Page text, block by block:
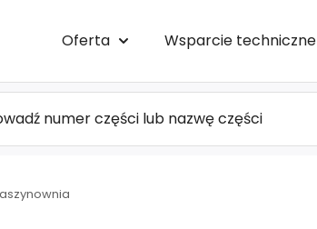
Oferta Wsparcie techniczne